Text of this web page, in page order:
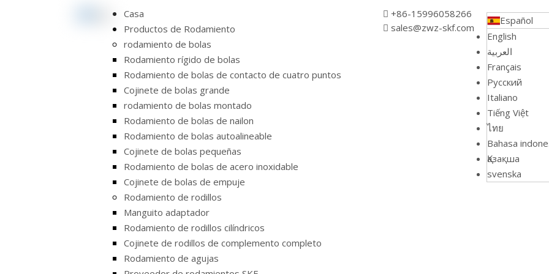
Casa
Productos de Rodamiento
rodamiento de bolas
Rodamiento rígido de bolas
Rodamiento de bolas de contacto de cuatro puntos
Cojinete de bolas grande
rodamiento de bolas montado
Rodamiento de bolas de nailon
Rodamiento de bolas autoalineable
Cojinete de bolas pequeñas
Rodamiento de bolas de acero inoxidable
Cojinete de bolas de empuje
Rodamiento de rodillos
Manguito adaptador
Rodamiento de rodillos cilíndricos
Cojinete de rodillos de complemento completo
Rodamiento de agujas
 +86-15996058266
 sales@zwz-skf.com
Español
English
العربية
Français
Pусский
Italiano
Tiếng Việt
ไทย
Bahasa
Қазақша
svenska